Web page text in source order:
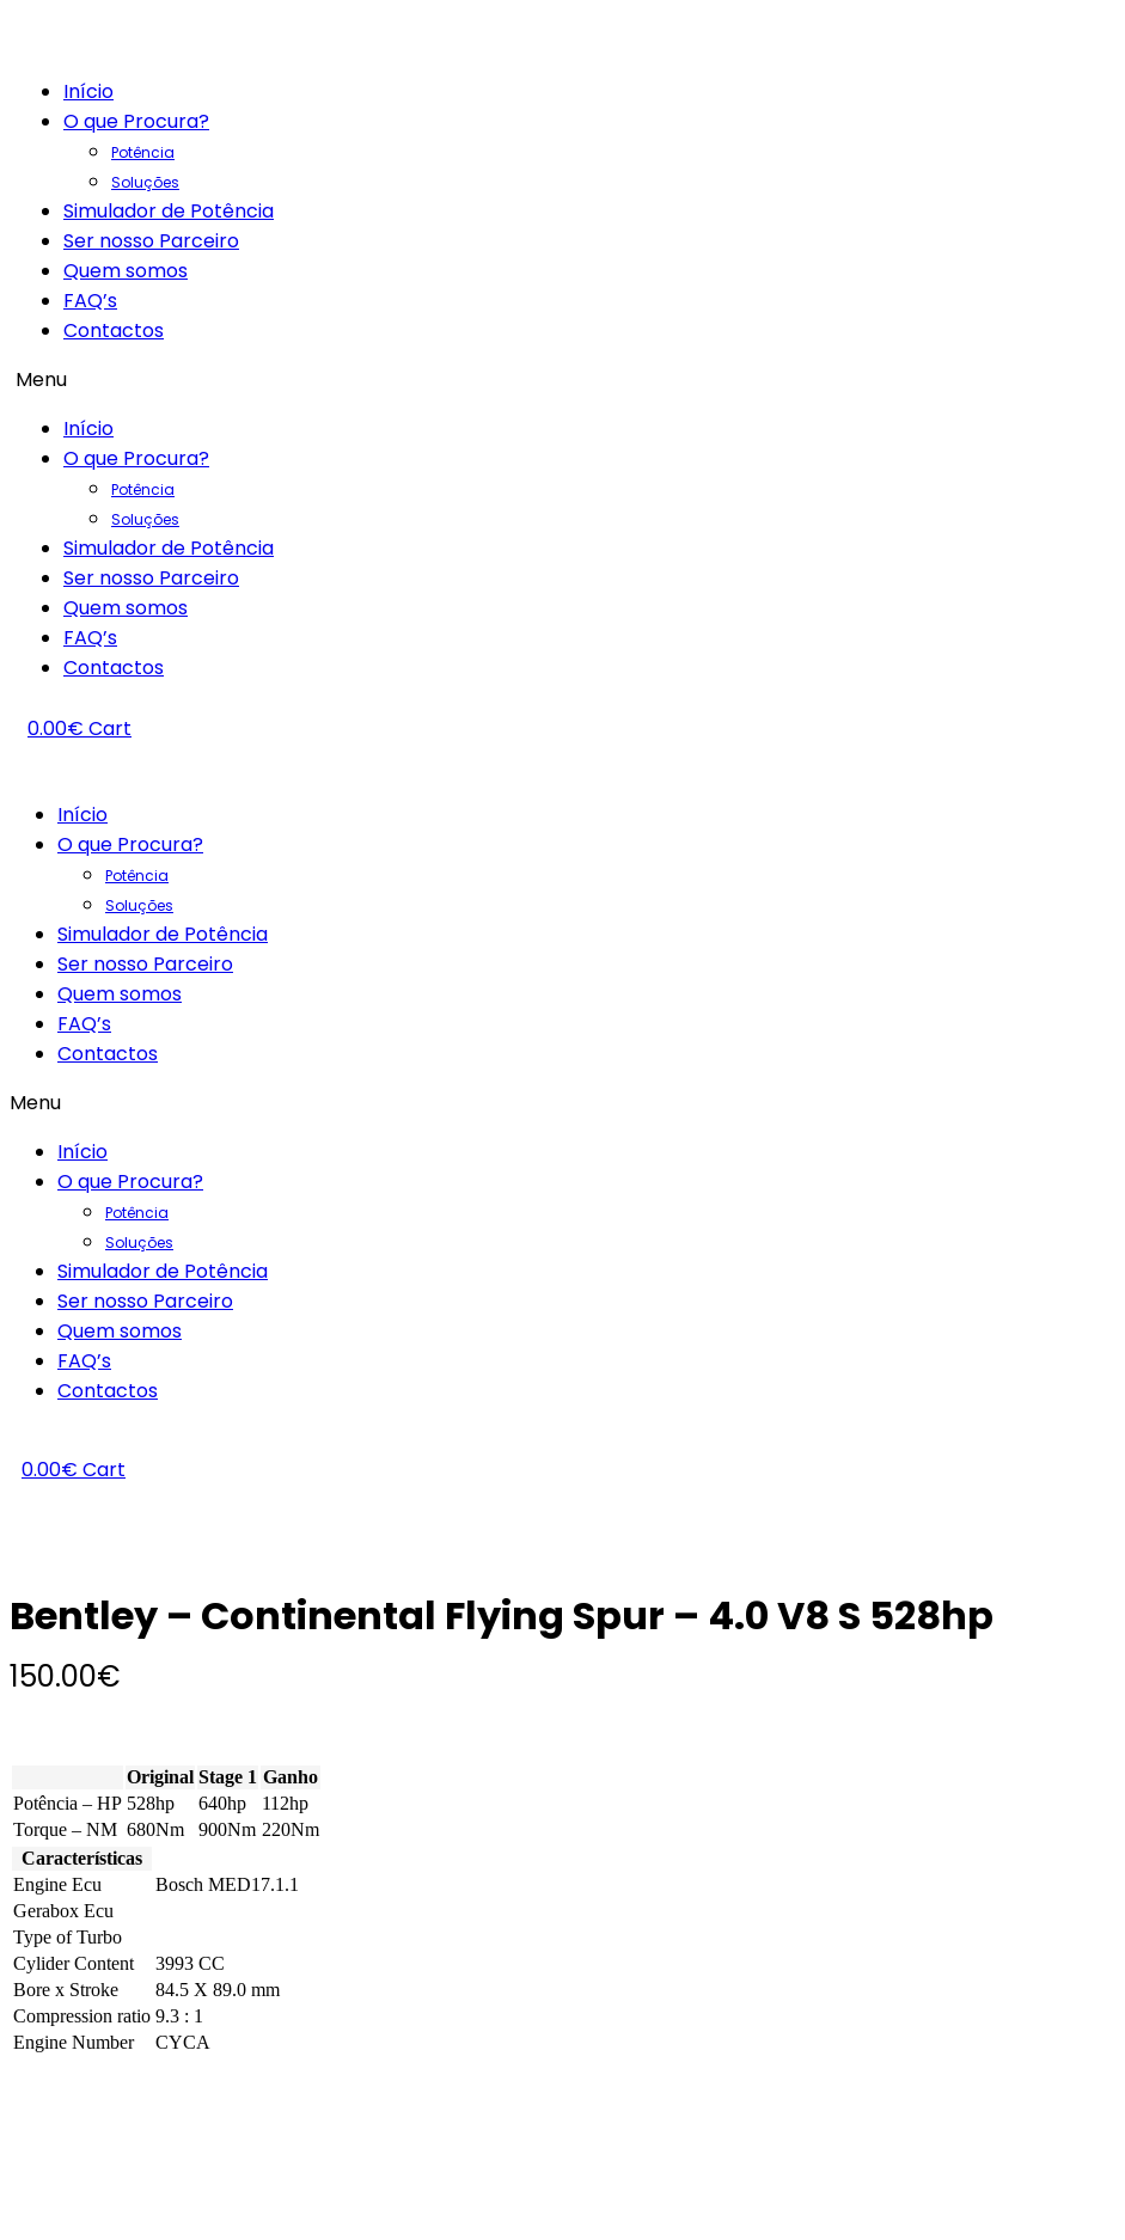
Início
O que Procura?
Potência
Soluções
Simulador de Potência
Ser nosso Parceiro
Quem somos
FAQ’s
Contactos
Menu
Início
O que Procura?
Potência
Soluções
Simulador de Potência
Ser nosso Parceiro
Quem somos
FAQ’s
Contactos
0.00€ Cart
Início
O que Procura?
Potência
Soluções
Simulador de Potência
Ser nosso Parceiro
Quem somos
FAQ’s
Contactos
Menu
Início
O que Procura?
Potência
Soluções
Simulador de Potência
Ser nosso Parceiro
Quem somos
FAQ’s
Contactos
0.00€ Cart
Bentley – Continental Flying Spur – 4.0 V8 S 528hp
150.00€
Original Stage 1 Ganho
Potência – HP 528hp 640hp
112hp
Torque – NM 680Nm 900Nm 220Nm
Características
Engine Ecu
Bosch MED17.1.1
Gerabox Ecu
Type of Turbo
Cylider Content
3993 CC
Bore x Stroke
84.5 X 89.0 mm
Compression ratio 9.3 : 1
Engine Number
CYCA